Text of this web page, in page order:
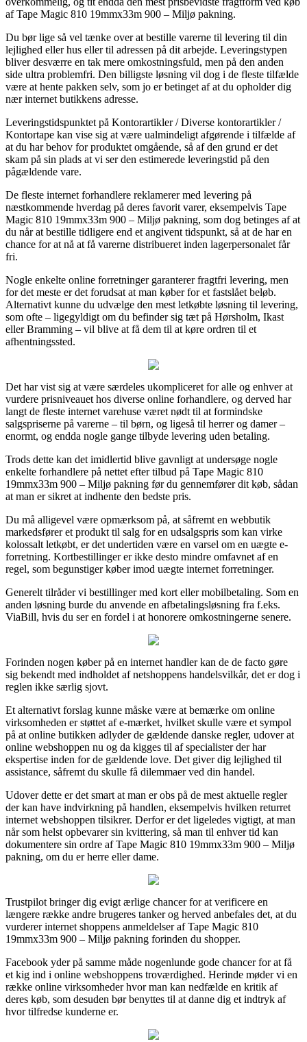
af Tape Magic 810 19mmx33m 900 – Miljø pakning.
Du bør lige så vel tænke over at bestille varerne til levering til din
lejlighed eller hus eller til adressen på dit arbejde. Leveringstypen
bliver desværre en tak mere omkostningsfuld, men på den anden
side ultra problemfri. Den billigste løsning vil dog i de fleste tilfælde
være at hente pakken selv, som jo er betinget af at du opholder dig
nær internet butikkens adresse.
Leveringstidspunktet på Kontorartikler / Diverse kontorartikler /
Kontortape kan vise sig at være ualmindeligt afgørende i tilfælde af
at du har behov for produktet omgående, så af den grund er det
skam på sin plads at vi ser den estimerede leveringstid på den
pågældende vare.
De fleste internet forhandlere reklamerer med levering på
næstkommende hverdag på deres favorit varer, eksempelvis Tape
Magic 810 19mmx33m 900 – Miljø pakning, som dog betinges af at
du når at bestille tidligere end et angivent tidspunkt, så at de har en
chance for at nå at få varerne distribueret inden lagerpersonalet får
fri.
Nogle enkelte online forretninger garanterer fragtfri levering, men
for det meste er det forudsat at man køber for et fastslået beløb.
Alternativt kunne du udvælge den mest letkøbte løsning til levering,
som ofte – ligegyldigt om du befinder sig tæt på Hørsholm, Ikast
eller Bramming – vil blive at få dem til at køre ordren til et
afhentningssted.
Det har vist sig at være særdeles ukompliceret for alle og enhver at
vurdere prisniveauet hos diverse online forhandlere, og derved har
langt de fleste internet varehuse været nødt til at formindske
salgspriserne på varerne – til børn, og ligeså til herrer og damer –
enormt, og endda nogle gange tilbyde levering uden betaling.
Trods dette kan det imidlertid blive gavnligt at undersøge nogle
enkelte forhandlere på nettet efter tilbud på Tape Magic 810
19mmx33m 900 – Miljø pakning før du gennemfører dit køb, sådan
at man er sikret at indhente den bedste pris.
Du må alligevel være opmærksom på, at såfremt en webbutik
markedsfører et produkt til salg for en udsalgspris som kan virke
kolossalt letkøbt, er det undertiden være en varsel om en uægte e-
forretning. Kortbestillinger er ikke desto mindre omfavnet af en
regel, som begunstiger køber imod uægte internet forretninger.
Generelt tilråder vi bestillinger med kort eller mobilbetaling. Som en
anden løsning burde du anvende en afbetalingsløsning fra f.eks.
ViaBill, hvis du ser en fordel i at honorere omkostningerne senere.
Forinden nogen køber på en internet handler kan de de facto gøre
sig bekendt med indholdet af netshoppens handelsvilkår, det er dog i
reglen ikke særlig sjovt.
Et alternativt forslag kunne måske være at bemærke om online
virksomheden er støttet af e-mærket, hvilket skulle være et sympol
på at online butikken adlyder de gældende danske regler, udover at
online webshoppen nu og da kigges til af specialister der har
ekspertise inden for de gældende love. Det giver dig lejlighed til
assistance, såfremt du skulle få dilemmaer ved din handel.
Udover dette er det smart at man er obs på de mest aktuelle regler
der kan have indvirkning på handlen, eksempelvis hvilken returret
internet webshoppen tilsikrer. Derfor er det ligeledes vigtigt, at man
når som helst opbevarer sin kvittering, så man til enhver tid kan
dokumentere sin ordre af Tape Magic 810 19mmx33m 900 – Miljø
pakning, om du er herre eller dame.
Trustpilot bringer dig evigt ærlige chancer for at verificere en
længere række andre brugeres tanker og herved anbefales det, at du
vurderer internet shoppens anmeldelser af Tape Magic 810
19mmx33m 900 – Miljø pakning forinden du shopper.
Facebook yder på samme måde nogenlunde gode chancer for at få
et kig ind i online webshoppens troværdighed. Herinde møder vi en
række online virksomheder hvor man kan nedfælde en kritik af
deres køb, som desuden bør benyttes til at danne dig et indtryk af
hvor tilfredse kunderne er.